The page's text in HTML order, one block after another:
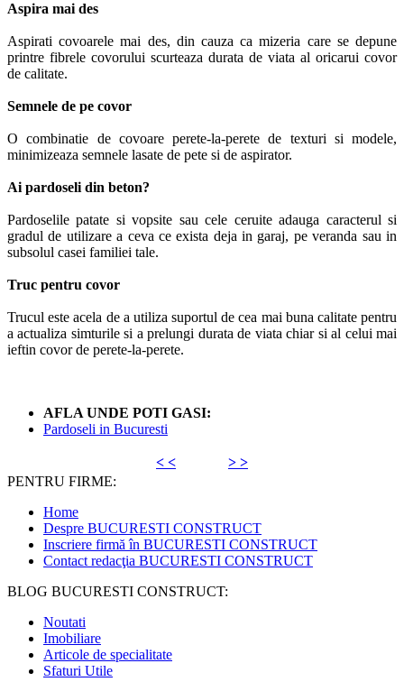
Aspira mai des
Aspirati covoarele mai des, din cauza ca mizeria care se depune
printre fibrele covorului scurteaza durata de viata al oricarui covor
de calitate.
Semnele de pe covor
O combinatie de covoare perete-la-perete de texturi si modele,
minimizeaza semnele lasate de pete si de aspirator.
Ai pardoseli din beton?
Pardoselile patate si vopsite sau cele ceruite adauga caracterul si
gradul de utilizare a ceva ce exista deja in garaj, pe veranda sau in
subsolul casei familiei tale.
Truc pentru covor
Trucul este acela de a utiliza suportul de cea mai buna calitate pentru
a actualiza simturile si a prelungi durata de viata chiar si al celui mai
ieftin covor de perete-la-perete.
AFLA UNDE POTI GASI:
Pardoseli in Bucuresti
< <
> >
PENTRU FIRME:
Home
Despre BUCURESTI CONSTRUCT
Inscriere firmă în BUCURESTI CONSTRUCT
Contact redacţia BUCURESTI CONSTRUCT
BLOG BUCURESTI CONSTRUCT:
Noutati
Imobiliare
Articole de specialitate
Sfaturi Utile